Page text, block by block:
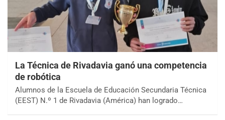
La Técnica de Rivadavia ganó una competencia
de robótica
Alumnos de la Escuela de Educación Secundaria Técnica
(EEST) N.º 1 de Rivadavia (América) han logrado…